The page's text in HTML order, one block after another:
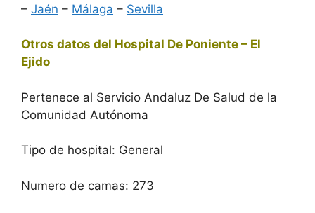
– Jaén – Málaga – Sevilla
Otros datos del Hospital De Poniente – El
Ejido
Pertenece al Servicio Andaluz De Salud de la
Comunidad Autónoma
Tipo de hospital: General
Numero de camas: 273